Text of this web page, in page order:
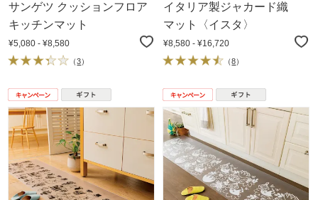
サンゲツ クッションフロア
キッチンマット
¥5,080 - ¥8,580
（3）
イタリア製ジャカード織
マット〈イスタ〉
¥8,580 - ¥16,720
（8）